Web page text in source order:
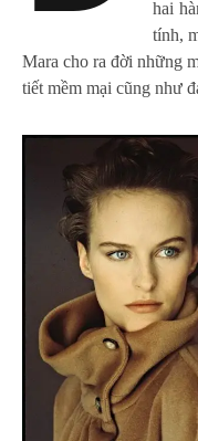
hai
tính,
Mara cho ra đời những
tiết mềm mại cũng như